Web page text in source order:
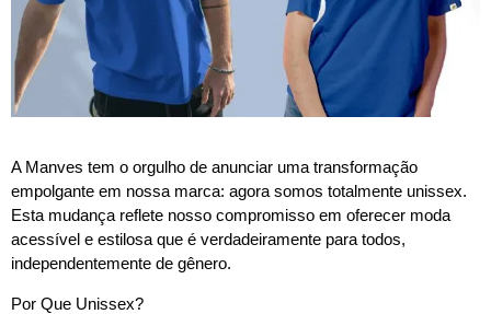
A Manves tem o orgulho de anunciar uma transformação
empolgante em nossa marca: agora somos totalmente unissex.
Esta mudança reflete nosso compromisso em oferecer moda
acessível e estilosa que é verdadeiramente para todos,
independentemente de gênero.
Por Que Unissex?